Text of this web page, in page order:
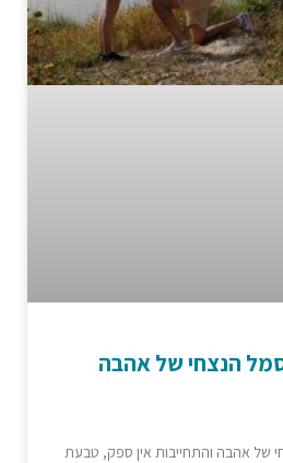
הנצחי של אהבה
של אהבה והתחייבות אין ספק, טבעת